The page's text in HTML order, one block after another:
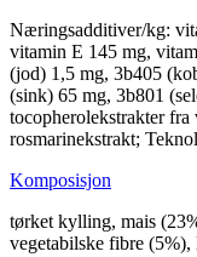
Næringsadditiver/kg:
vitamin E 145 mg,
(jod) 1,5 mg, 3b405
(sink) 65 mg, 3b801
tocopherolekstrakter
rosmarinekstrakt;
Komposisjon
tørket kylling, mais
vegetabilske fibre